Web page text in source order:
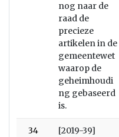
nog naar de
raad de
precieze
artikelen in de
gemeentewet
waarop de
geheimhoudi
ng gebaseerd
is.
34
[2019-39]